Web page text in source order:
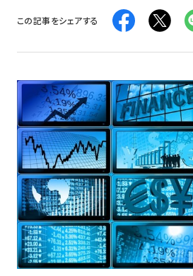
この記事をシェアする